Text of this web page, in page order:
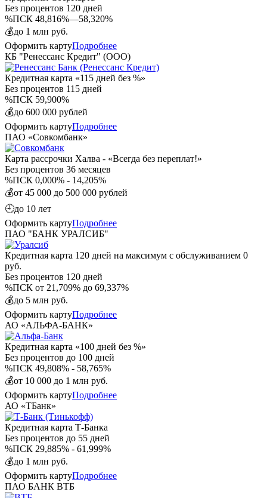
Без процентов 120 дней
%ПСК 48,816%—58,320%
💰до 1 млн руб.
Оформить картуПодробнее
КБ "Ренессанс Кредит" (ООО)
Кредитная карта «115 дней без %»
Без процентов 115 дней
%ПСК 59,900%
💰до 600 000 рублей
Оформить картуПодробнее
ПАО «Совкомбанк»
Карта рассрочки Халва - «Всегда без переплат!»
Без процентов 36 месяцев
%ПСК 0,000% - 14,205%
💰от 45 000 до 500 000 рублей
🕘до 10 лет
Оформить картуПодробнее
ПАО "БАНК УРАЛСИБ"
Кредитная карта 120 дней на максимум с обслуживанием 0
руб.
Без процентов 120 дней
%ПСК от 21,709% до 69,337%
💰до 5 млн руб.
Оформить картуПодробнее
АО «АЛЬФА-БАНК»
Кредитная карта «100 дней без %»
Без процентов до 100 дней
%ПСК 49,808% - 58,765%
💰от 10 000 до 1 млн руб.
Оформить картуПодробнее
АО «ТБанк»
Кредитная карта Т-Банка
Без процентов до 55 дней
%ПСК 29,885% - 61,999%
💰до 1 млн руб.
Оформить картуПодробнее
ПАО БАНК ВТБ